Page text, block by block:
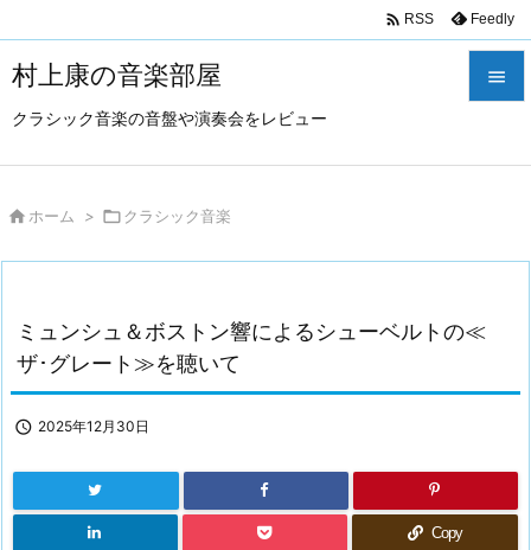
村上康の音楽部屋
クラシック音楽の音盤や演奏会をレビュー

次へ
検索
 RSS Feedly
 ホーム > クラシック音楽
ミュンシュ＆ボストン響によるシューベルトの≪
ザ･グレート≫を聴いて
 2025年12月30日
Copy